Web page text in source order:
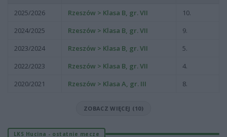
2025/2026 Rzeszów > Klasa B, gr. VII
10.
2024/2025
Rzeszów > Klasa B, gr. VII
9.
2023/2024
Rzeszów > Klasa B, gr. VII
5.
2022/2023
Rzeszów > Klasa B, gr. VII
4.
2020/2021
Rzeszów > Klasa A, gr. III 8.
ZOBACZ WIĘCEJ (10)
LKS Hucina - ostatnie mecze